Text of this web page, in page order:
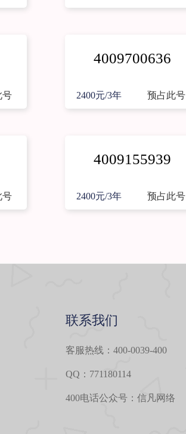
号
4009700636
2400元/3年 预占此号
号
4009155939
2400元/3年 预占此号
联系我们
客服热线：400-0039-400
QQ：771180114
400电话公众号：信凡网络